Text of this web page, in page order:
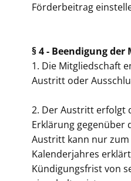
Förderbeitrag
§ 4 - Beendigung der
1. Die Mitgliedschaft
Austritt oder
2. Der Austritt erfolgt
Erklärung gegenüber
Austritt kann nur zum
Kalenderjahres
Kündigungsfrist von